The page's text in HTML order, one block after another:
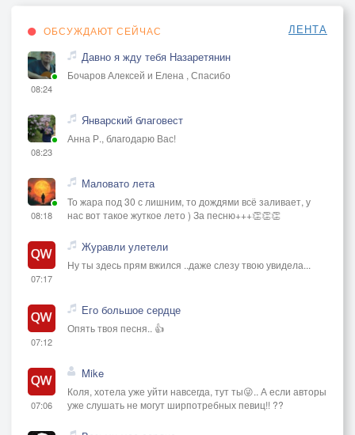
ОБСУЖДАЮТ СЕЙЧАС ЛЕНТА
08:24
Давно я жду тебя Назаретянин
Бочаров Алексей и Елена , Спасибо
08:23
Январский благовест
Анна Р., благодарю Вас!
08:18
Маловато лета
То жара под 30 с лишним, то дождями всё заливает, у
нас вот такое жуткое лето ) За песню+++👏👏👏
07:17
Журавли улетели
Ну ты здесь прям вжился ..даже слезу твою увидела...
07:12
Его большое сердце
Опять твоя песня.. 👍
07:06
Mike
Коля, хотела уже уйти навсегда, тут ты😜.. А если авторы
уже слушать не могут ширпотребных певиц!! ??